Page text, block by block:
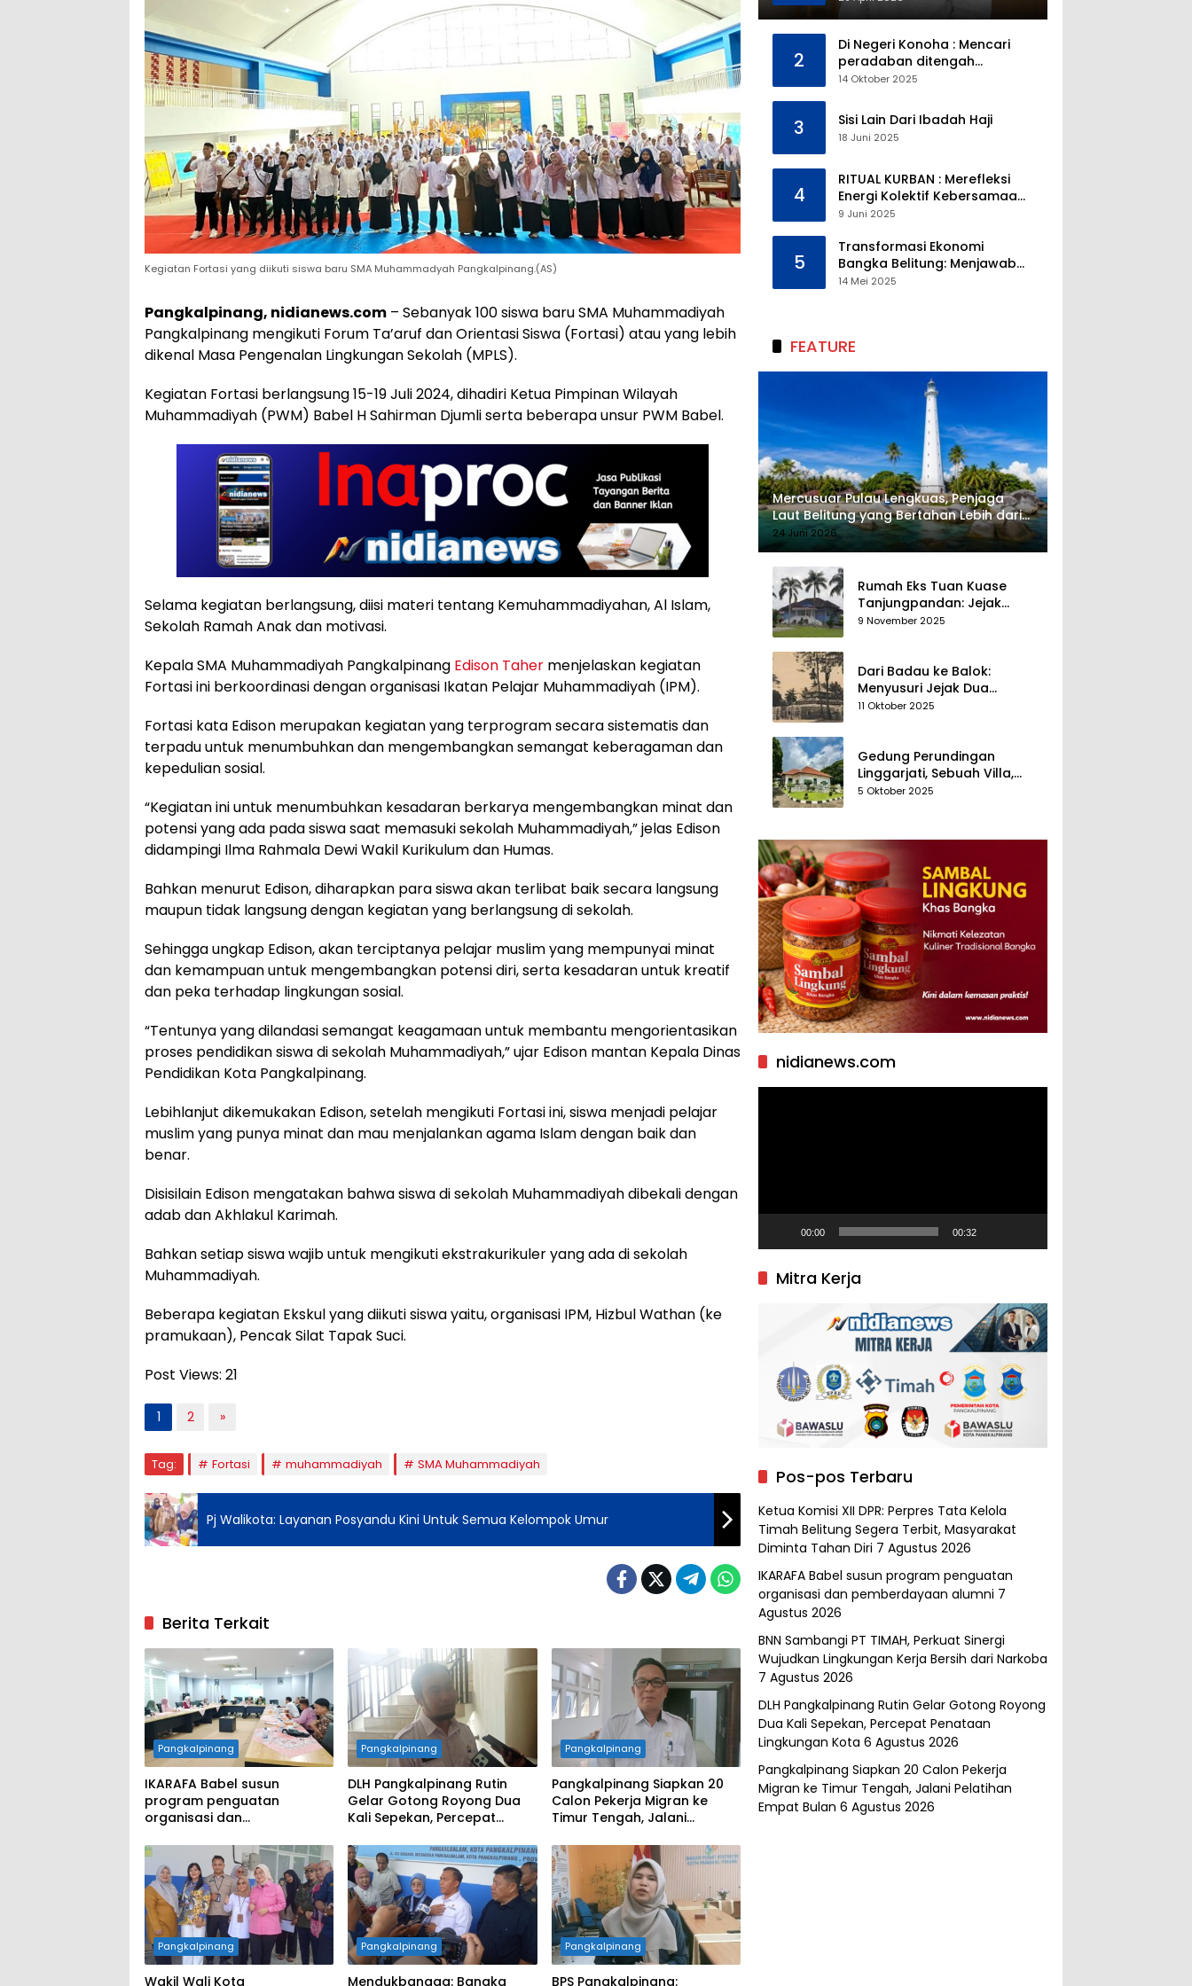
Kegiatan Fortasi yang diikuti siswa baru SMA Muhammadyah Pangkalpinang.(AS)
Pangkalpinang, nidianews.com – Sebanyak 100 siswa baru SMA Muhammadiyah
Pangkalpinang mengikuti Forum Ta’aruf dan Orientasi Siswa (Fortasi) atau yang lebih
dikenal Masa Pengenalan Lingkungan Sekolah (MPLS).
Kegiatan Fortasi berlangsung 15-19 Juli 2024, dihadiri Ketua Pimpinan Wilayah
Muhammadiyah (PWM) Babel H Sahirman Djumli serta beberapa unsur PWM Babel.
Selama kegiatan berlangsung, diisi materi tentang Kemuhammadiyahan, Al Islam,
Sekolah Ramah Anak dan motivasi.
Kepala SMA Muhammadiyah Pangkalpinang Edison Taher menjelaskan kegiatan
Fortasi ini berkoordinasi dengan organisasi Ikatan Pelajar Muhammadiyah (IPM).
Fortasi kata Edison merupakan kegiatan yang terprogram secara sistematis dan
terpadu untuk menumbuhkan dan mengembangkan semangat keberagaman dan
kepedulian sosial.
“Kegiatan ini untuk menumbuhkan kesadaran berkarya mengembangkan minat dan
potensi yang ada pada siswa saat memasuki sekolah Muhammadiyah,” jelas Edison
didampingi Ilma Rahmala Dewi Wakil Kurikulum dan Humas.
Bahkan menurut Edison, diharapkan para siswa akan terlibat baik secara langsung
maupun tidak langsung dengan kegiatan yang berlangsung di sekolah.
Sehingga ungkap Edison, akan terciptanya pelajar muslim yang mempunyai minat
dan kemampuan untuk mengembangkan potensi diri, serta kesadaran untuk kreatif
dan peka terhadap lingkungan sosial.
“Tentunya yang dilandasi semangat keagamaan untuk membantu mengorientasikan
proses pendidikan siswa di sekolah Muhammadiyah,” ujar Edison mantan Kepala Dinas
Pendidikan Kota Pangkalpinang.
Lebihlanjut dikemukakan Edison, setelah mengikuti Fortasi ini, siswa menjadi pelajar
muslim yang punya minat dan mau menjalankan agama Islam dengan baik dan
benar.
Disisilain Edison mengatakan bahwa siswa di sekolah Muhammadiyah dibekali dengan
adab dan Akhlakul Karimah.
Bahkan setiap siswa wajib untuk mengikuti ekstrakurikuler yang ada di sekolah
Muhammadiyah.
Beberapa kegiatan Ekskul yang diikuti siswa yaitu, organisasi IPM, Hizbul Wathan (ke
pramukaan), Pencak Silat Tapak Suci.
Post Views: 21
1 2 »
Tag: Fortasi muhammadiyah SMA Muhammadiyah
Pj Walikota: Layanan Posyandu Kini Untuk Semua Kelompok Umur
Berita Terkait
Pangkalpinang
IKARAFA Babel susun
program penguatan
organisasi dan
Pangkalpinang
DLH Pangkalpinang Rutin
Gelar Gotong Royong Dua
Kali Sepekan, Percepat
Pangkalpinang
Pangkalpinang Siapkan 20
Calon Pekerja Migran ke
Timur Tengah, Jalani
Pangkalpinang
Wakil Wali Kota
Pangkalpinang
Mendukbangga: Bangka
Pangkalpinang
BPS Pangkalpinang:
2
Di Negeri Konoha : Mencari
peradaban ditengah
kekosongan pendidikan
14 Oktober 2025
3 Sisi Lain Dari Ibadah Haji
18 Juni 2025
4
RITUAL KURBAN : Merefleksi
Energi Kolektif Kebersamaan
dan Mengeliminasi Sifat
9 Juni 2025
5
Transformasi Ekonomi
Bangka Belitung: Menjawab
Tantangan Melalui
14 Mei 2025
FEATURE
Mercusuar Pulau Lengkuas, Penjaga
Laut Belitung yang Bertahan Lebih dari
140 Tahun
24 Juni 2026
Rumah Eks Tuan Kuase
Tanjungpandan: Jejak
Penguasa, Jejak Kenangan
9 November 2025
Dari Badau ke Balok:
Menyusuri Jejak Dua
Kerajaan Tua di Tanah
11 Oktober 2025
Gedung Perundingan
Linggarjati, Sebuah Villa,
Sekaligus Saksi Diplomasi
5 Oktober 2025
nidianews.com
00:00 00:32
Mitra Kerja
Pos-pos Terbaru
Ketua Komisi XII DPR: Perpres Tata Kelola
Timah Belitung Segera Terbit, Masyarakat
Diminta Tahan Diri 7 Agustus 2026
IKARAFA Babel susun program penguatan
organisasi dan pemberdayaan alumni 7
Agustus 2026
BNN Sambangi PT TIMAH, Perkuat Sinergi
Wujudkan Lingkungan Kerja Bersih dari Narkoba
7 Agustus 2026
DLH Pangkalpinang Rutin Gelar Gotong Royong
Dua Kali Sepekan, Percepat Penataan
Lingkungan Kota 6 Agustus 2026
Pangkalpinang Siapkan 20 Calon Pekerja
Migran ke Timur Tengah, Jalani Pelatihan
Empat Bulan 6 Agustus 2026